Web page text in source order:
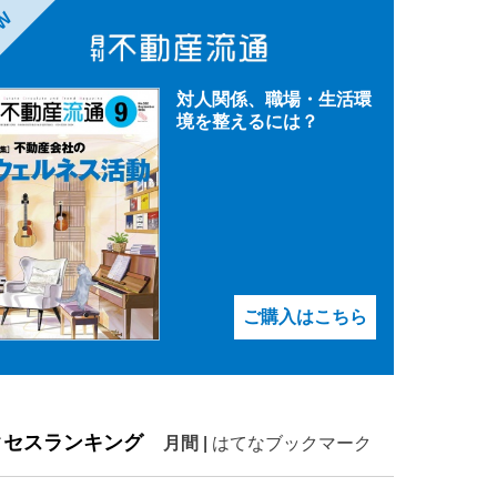
対人関係、職場・生活環
境を整えるには？
ご購入はこちら
セスランキング 月間 はてなブックマーク